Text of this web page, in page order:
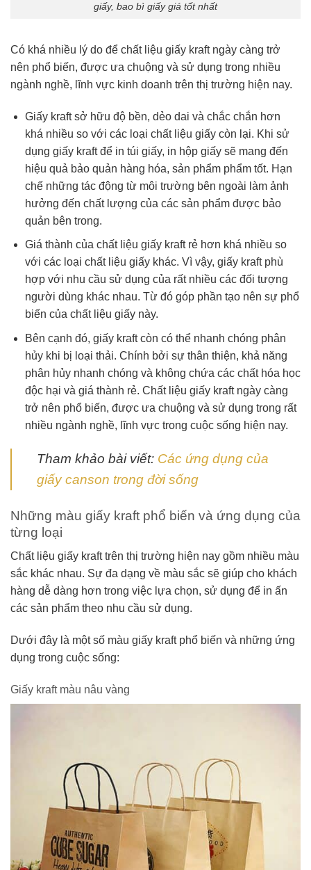
giấy, bao bì giấy giá tốt nhất
Có khá nhiều lý do để chất liệu giấy kraft ngày càng trở
nên phổ biến, được ưa chuộng và sử dụng trong nhiều
ngành nghề, lĩnh vực kinh doanh trên thị trường hiện nay.
Giấy kraft sở hữu độ bền, dẻo dai và chắc chắn hơn
khá nhiều so với các loại chất liệu giấy còn lại. Khi sử
dụng giấy kraft để in túi giấy, in hộp giấy sẽ mang đến
hiệu quả bảo quản hàng hóa, sản phẩm phẩm tốt. Hạn
chế những tác động từ môi trường bên ngoài làm ảnh
hưởng đến chất lượng của các sản phẩm được bảo
quản bên trong.
Giá thành của chất liệu giấy kraft rẻ hơn khá nhiều so
với các loại chất liệu giấy khác. Vì vậy, giấy kraft phù
hợp với nhu cầu sử dụng của rất nhiều các đối tượng
người dùng khác nhau. Từ đó góp phần tạo nên sự phổ
biến của chất liệu giấy này.
Bên cạnh đó, giấy kraft còn có thể nhanh chóng phân
hủy khi bị loại thải. Chính bởi sự thân thiện, khả năng
phân hủy nhanh chóng và không chứa các chất hóa học
độc hại và giá thành rẻ. Chất liệu giấy kraft ngày càng
trở nên phổ biến, được ưa chuộng và sử dụng trong rất
nhiều ngành nghề, lĩnh vực trong cuộc sống hiện nay.
Tham khảo bài viết: Các ứng dụng của
giấy canson trong đời sống
Những màu giấy kraft phổ biến và ứng dụng của
từng loại
Chất liệu giấy kraft trên thị trường hiện nay gồm nhiều màu
sắc khác nhau. Sự đa dạng về màu sắc sẽ giúp cho khách
hàng dễ dàng hơn trong việc lựa chọn, sử dụng để in ấn
các sản phẩm theo nhu cầu sử dụng.
Dưới đây là một số màu giấy kraft phổ biến và những ứng
dụng trong cuộc sống:
Giấy kraft màu nâu vàng